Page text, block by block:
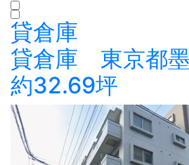
貸倉庫
貸倉庫 東京都
約32.69坪